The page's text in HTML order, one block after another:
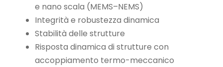
e nano scala (MEMS–NEMS)
Integrità e robustezza dinamica
Stabilità delle strutture
Risposta dinamica di strutture con
accoppiamento termo-meccanico